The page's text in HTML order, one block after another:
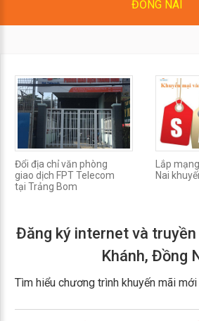
ĐỒNG NAI
Đổi địa chỉ văn phòng
giao dịch FPT Telecom
tại Trảng Bom
Lắp
Nai
Đăng ký internet và truyền
Khánh, Đồng
Tìm hiểu chương trình khuyến mãi